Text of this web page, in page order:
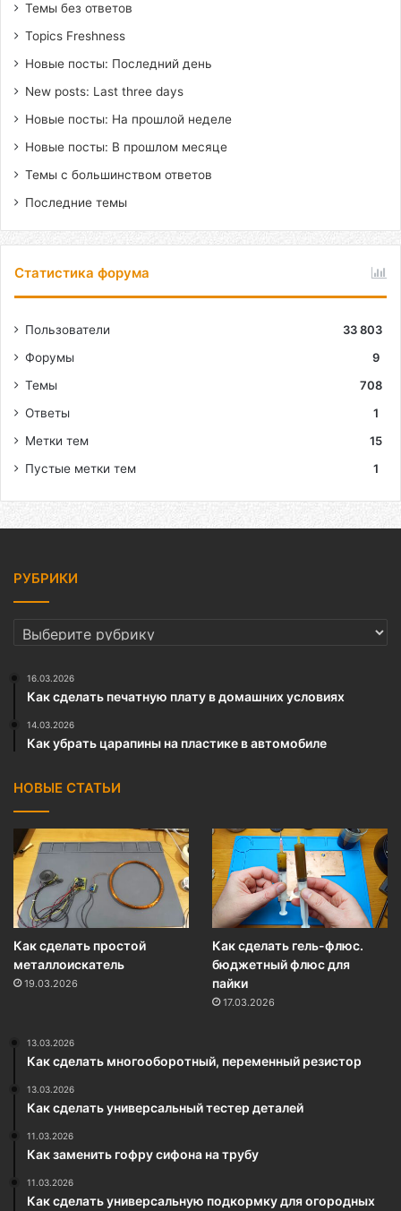
Темы без ответов
Topics Freshness
Новые посты: Последний день
New posts: Last three days
Новые посты: На прошлой неделе
Новые посты: В прошлом месяце
Темы с большинством ответов
Последние темы
Статистика форума
Пользователи
33 803
Форумы
9
Темы
708
Ответы
1
Метки тем
15
Пустые метки тем
1
РУБРИКИ
РУБРИКИ
16.03.2026
Как сделать печатную плату в домашних условиях
14.03.2026
Как убрать царапины на пластике в автомобиле
НОВЫЕ СТАТЬИ
Как сделать простой
металлоискатель
19.03.2026
Как сделать гель-флюс.
бюджетный флюс для
пайки
17.03.2026
13.03.2026
Как сделать многооборотный, переменный резистор
13.03.2026
Как сделать универсальный тестер деталей
11.03.2026
Как заменить гофру сифона на трубу
11.03.2026
Как сделать универсальную подкормку для огородных